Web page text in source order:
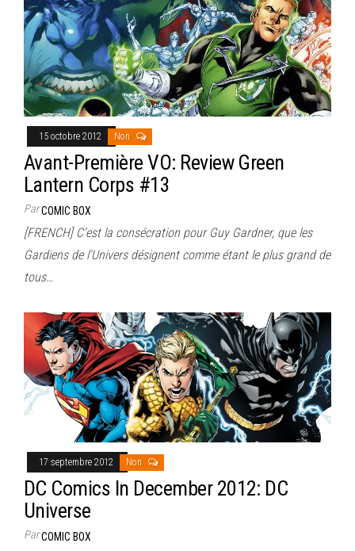
15 octobre 2012 Non
Avant-Première VO: Review Green
Lantern Corps #13
ParCOMIC BOX
[FRENCH] C’est la consécration pour Guy Gardner, que les
Gardiens de l’Univers désignent comme étant le plus grand de
tous…
17 septembre 2012 Non
DC Comics In December 2012: DC
Universe
ParCOMIC BOX